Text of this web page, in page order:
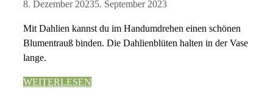
8. Dezember 20235. September 2023
Mit Dahlien kannst du im Handumdrehen einen schönen
Blumentrauß binden. Die Dahlienblüten halten in der Vase
lange.
WEITERLESEN